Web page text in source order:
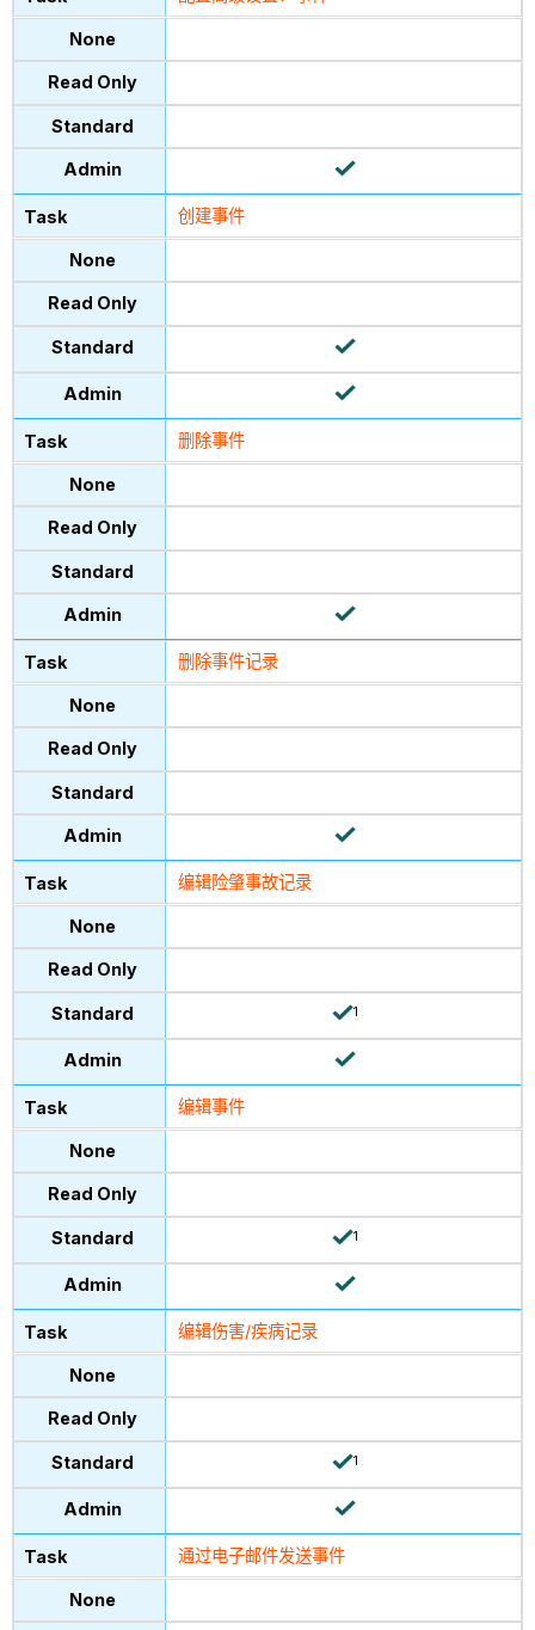
创建事件
删除事件
删除事件记录
编辑险肇事故记录
1
编辑事件
1
编辑伤害/疾病记录
1
通过电子邮件发送事件